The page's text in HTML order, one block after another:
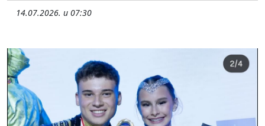
14.07.2026. u 07:30